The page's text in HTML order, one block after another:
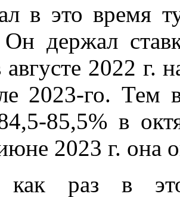
в это время
Он держал
августе 2022 г.
2023-го. Тем
85,5% в
2023 г. она
как раз в